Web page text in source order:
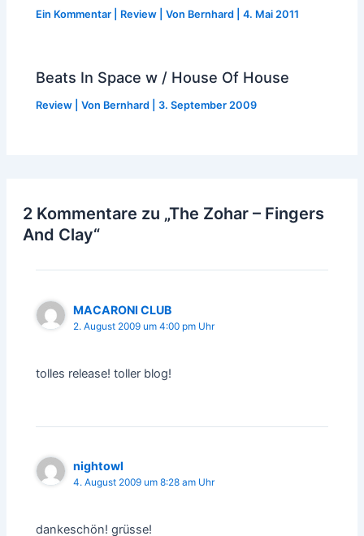
Ein Kommentar Review | Von Bernhard |4. Mai 2011
Beats In Space w / House Of House
Review | Von Bernhard |3. September 2009
2 Kommentare zu „The Zohar – Fingers
And Clay“
MACARONI CLUB
2. August 2009 um 4:00 pm Uhr
tolles release! toller blog!
nightowl
4. August 2009 um 8:28 am Uhr
dankeschön! grüsse!